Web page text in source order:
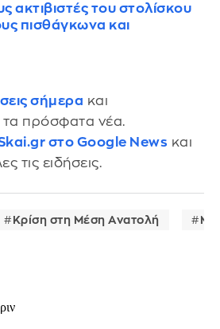
ακτιβιστές του στολίσκου
πισθάγκωνα και
σήμερα και
τα πρόσφατα νέα.
στο Google News και
τις ειδήσεις.
Κρίση στη Μέση Ανατολή